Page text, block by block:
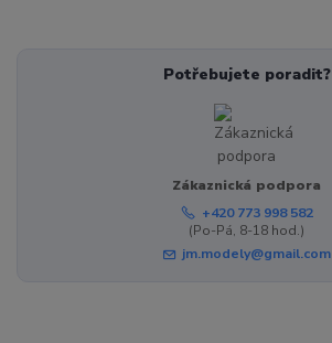
Potřebujete poradit?
Zákaznická podpora
+420 773 998 582
(Po-Pá, 8-18 hod.)
jm.modely@gmail.com